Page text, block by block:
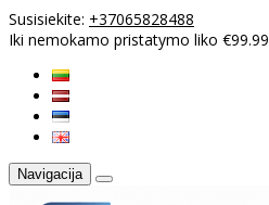
Susisiekite: +37065828488
Iki nemokamo pristatymo liko €99.99
Navigacija